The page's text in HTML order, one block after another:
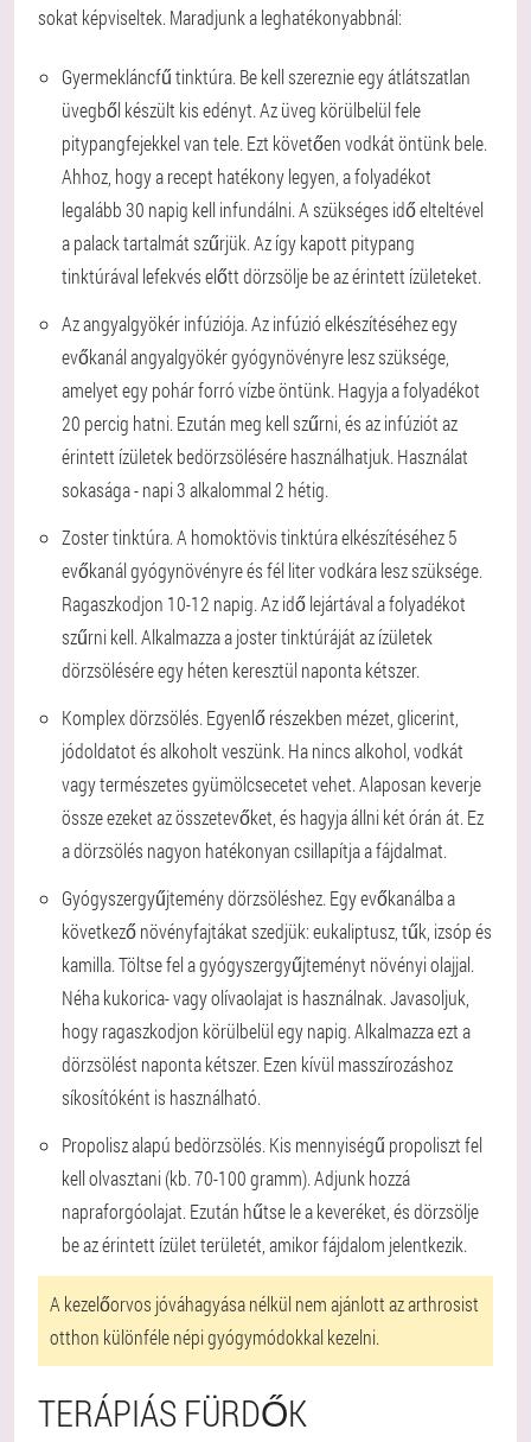
sokat képviseltek. Maradjunk a leghatékonyabbnál:
Gyermekláncfű tinktúra. Be kell szereznie egy átlátszatlan
üvegből készült kis edényt. Az üveg körülbelül fele
pitypangfejekkel van tele. Ezt követően vodkát öntünk bele.
Ahhoz, hogy a recept hatékony legyen, a folyadékot
legalább 30 napig kell infundálni. A szükséges idő elteltével
a palack tartalmát szűrjük. Az így kapott pitypang
tinktúrával lefekvés előtt dörzsölje be az érintett ízületeket.
Az angyalgyökér infúziója. Az infúzió elkészítéséhez egy
evőkanál angyalgyökér gyógynövényre lesz szüksége,
amelyet egy pohár forró vízbe öntünk. Hagyja a folyadékot
20 percig hatni. Ezután meg kell szűrni, és az infúziót az
érintett ízületek bedörzsölésére használhatjuk. Használat
sokasága - napi 3 alkalommal 2 hétig.
Zoster tinktúra. A homoktövis tinktúra elkészítéséhez 5
evőkanál gyógynövényre és fél liter vodkára lesz szüksége.
Ragaszkodjon 10-12 napig. Az idő lejártával a folyadékot
szűrni kell. Alkalmazza a joster tinktúráját az ízületek
dörzsölésére egy héten keresztül naponta kétszer.
Komplex dörzsölés. Egyenlő részekben mézet, glicerint,
jódoldatot és alkoholt veszünk. Ha nincs alkohol, vodkát
vagy természetes gyümölcsecetet vehet. Alaposan keverje
össze ezeket az összetevőket, és hagyja állni két órán át. Ez
a dörzsölés nagyon hatékonyan csillapítja a fájdalmat.
Gyógyszergyűjtemény dörzsöléshez. Egy evőkanálba a
következő növényfajtákat szedjük: eukaliptusz, tűk, izsóp és
kamilla. Töltse fel a gyógyszergyűjteményt növényi olajjal.
Néha kukorica- vagy olívaolajat is használnak. Javasoljuk,
hogy ragaszkodjon körülbelül egy napig. Alkalmazza ezt a
dörzsölést naponta kétszer. Ezen kívül masszírozáshoz
síkosítóként is használható.
Propolisz alapú bedörzsölés. Kis mennyiségű propoliszt fel
kell olvasztani (kb. 70-100 gramm). Adjunk hozzá
napraforgóolajat. Ezután hűtse le a keveréket, és dörzsölje
be az érintett ízület területét, amikor fájdalom jelentkezik.
A kezelőorvos jóváhagyása nélkül nem ajánlott az arthrosist
otthon különféle népi gyógymódokkal kezelni.
TERÁPIÁS FÜRDŐK